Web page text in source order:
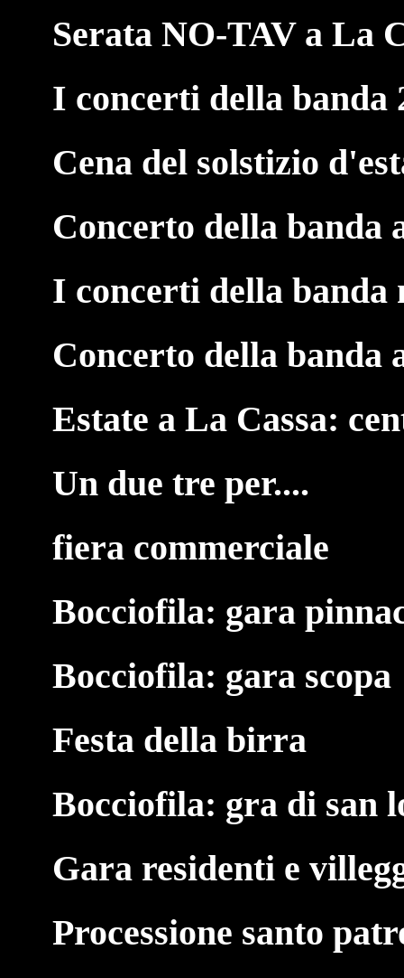
Serata NO-TAV a La
I concerti della banda
Cena del solstizio
Concerto della banda
I concerti della banda
Concerto della banda
Estate a La Cassa:
Un due tre per....
fiera commerciale
Bocciofila: gara
Bocciofila: gara scopa
Festa della birra
Bocciofila: gra di san
Gara residenti e
Processione santo